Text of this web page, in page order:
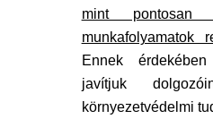
mint pontosan
munkafolyamatok
Ennek
javítjuk
környezetvédelmi